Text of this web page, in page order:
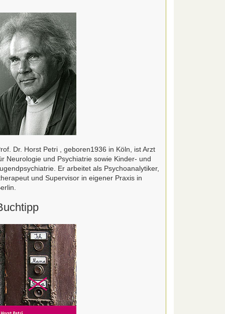
Dr. Horst Petri , geboren1936 in Köln, ist Arzt
Neurologie und Psychiatrie sowie Kinder- und
Er arbeitet als Psychoanalytiker,
und Supervisor in eigener Praxis in